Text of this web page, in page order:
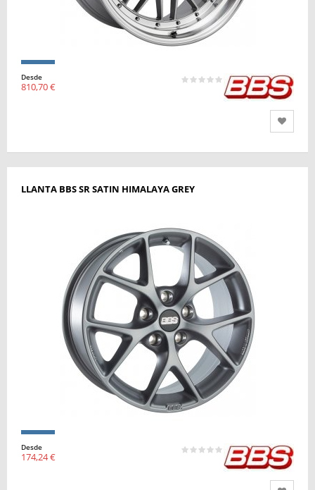
Desde
810,70 €
LLANTA BBS SR SATIN HIMALAYA GREY
Desde
174,24 €